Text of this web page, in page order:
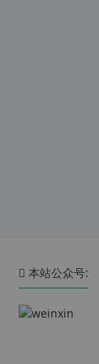
本站公众号: